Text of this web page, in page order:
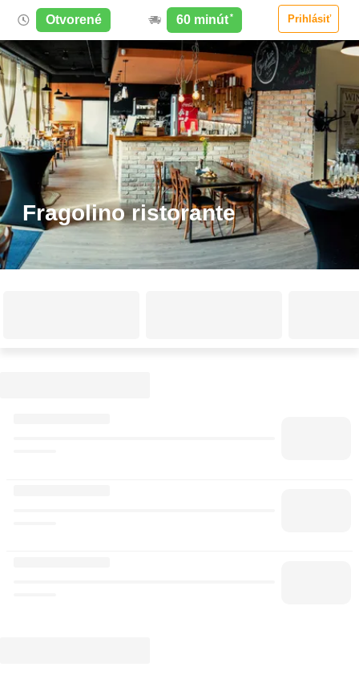
Otvorené 60 minút * Prihlásiť
Fragolino ristorante